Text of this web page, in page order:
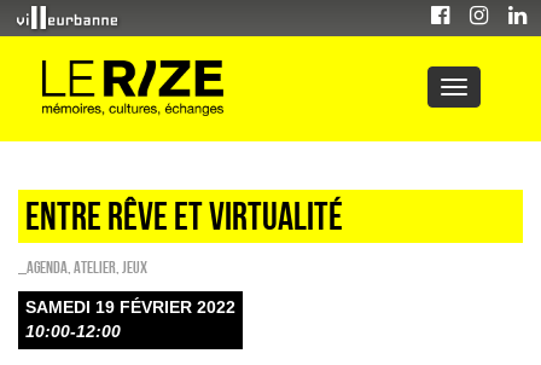
Entre rêve et virtualité
_Agenda Atelier Jeux
SAMEDI 19 FÉVRIER 2022
10:00-12:00